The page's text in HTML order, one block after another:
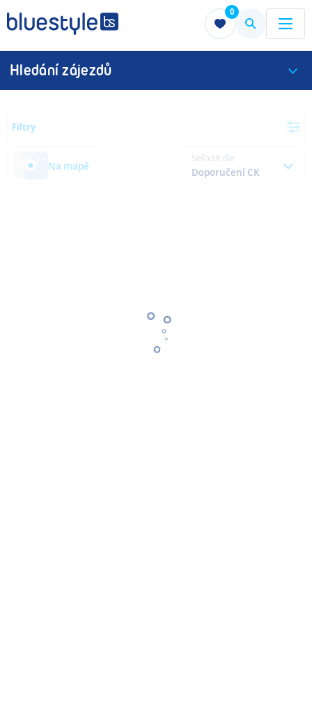
0
Menu Menu
Hledání zájezdů
Filtry
Na mapě
Seřadit dle
Doporučení CK